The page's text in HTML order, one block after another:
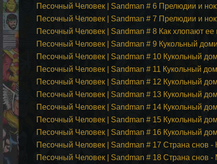
Песочный Человек | Sandman # 6 Прелюдии и
Песочный Человек | Sandman # 7 Прелюдии и
Песочный Человек | Sandman # 8 Как хлопают ее
Песочный Человек | Sandman # 9 Кукольный
Песочный Человек | Sandman # 10 Кукольный
Песочный Человек | Sandman # 11 Кукольный
Песочный Человек | Sandman # 12 Кукольный
Песочный Человек | Sandman # 13 Кукольный
Песочный Человек | Sandman # 14 Кукольный
Песочный Человек | Sandman # 15 Кукольный
Песочный Человек | Sandman # 16 Кукольный
Песочный Человек | Sandman # 17 Страна снов -
Песочный Человек | Sandman # 18 Страна снов -